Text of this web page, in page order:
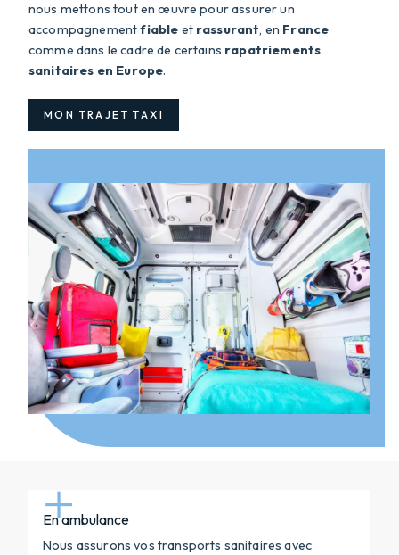
nous mettons tout en œuvre pour assurer un
accompagnementfiable et rassurant, en France
comme dans le cadre de certains rapatriements
sanitaires en Europe.
MON TRAJET TAXI
En ambulance
Nous assurons vos transports sanitaires avec